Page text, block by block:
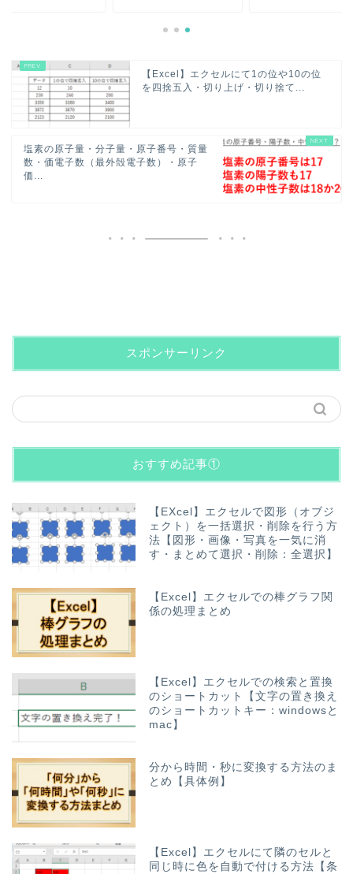
【Excel】エクセルにて1の位や10の位
を四捨五入・切り上げ・切り捨て...
塩素の原子量・分子量・原子番号・質量
数・価電子数（最外殻電子数）・原子
価...
スポンサーリンク
おすすめ記事①
【EXcel】エクセルで図形（オブジ
ェクト）を一括選択・削除を行う方
法【図形・画像・写真を一気に消
す・まとめて選択・削除：全選択】
【Excel】エクセルでの棒グラフ関
係の処理まとめ
【Excel】エクセルでの検索と置換
のショートカット【文字の置き換え
のショートカットキー：windowsと
mac】
分から時間・秒に変換する方法のま
とめ【具体例】
【Excel】エクセルにて隣のセルと
同じ時に色を自動で付ける方法【条